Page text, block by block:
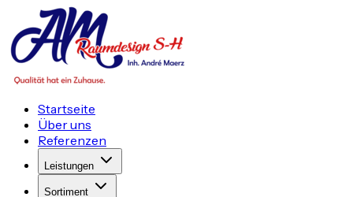
Startseite
Über uns
Referenzen
Leistungen
Sortiment